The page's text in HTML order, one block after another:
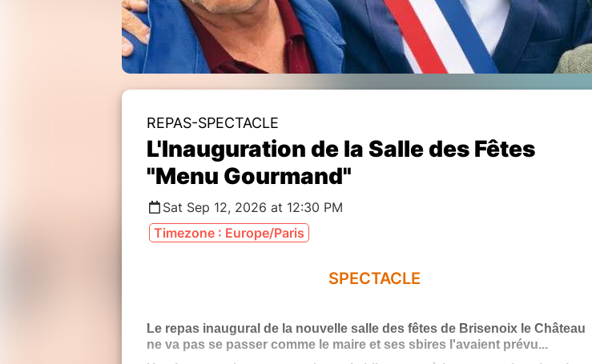
REPAS-SPECTACLE
L'Inauguration de la Salle des Fêtes
"Menu Gourmand"
Sat Sep 12, 2026 at 12:30 PM
Timezone : Europe/Paris
SPECTACLE
Le repas inaugural de la nouvelle salle des fêtes de Brisenoix le Château
ne va pas se passer comme le maire et ses sbires l'avaient prévu...